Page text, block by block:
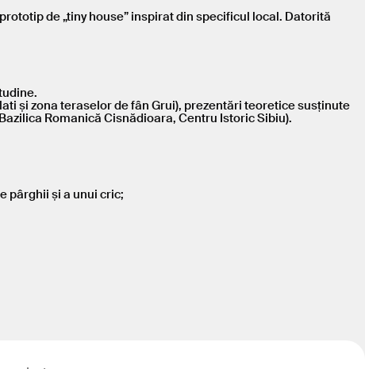
de „tiny house” inspirat din specificul local. Datorită
și zona teraselor de fân Grui), prezentări teoretice susținute
Romanică Cisnădioara, Centru Istoric Sibiu).
pârghii și a unui cric;